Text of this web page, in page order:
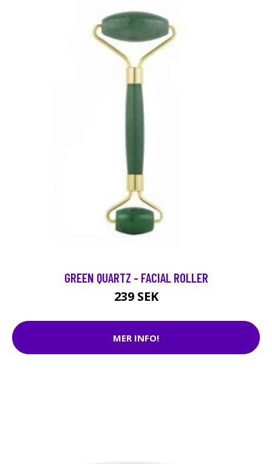
GREEN QUARTZ - FACIAL ROLLER
239 SEK
MER INFO!